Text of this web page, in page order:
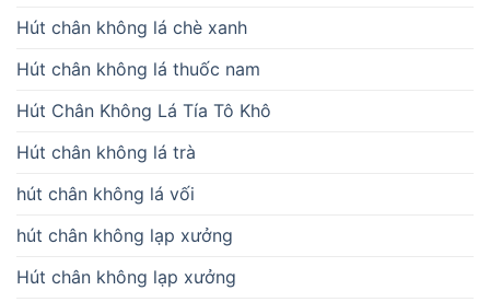
Hút chân không lá chè xanh
Hút chân không lá thuốc nam
Hút Chân Không Lá Tía Tô Khô
Hút chân không lá trà
hút chân không lá vối
hút chân không lạp xưởng
Hút chân không lạp xưởng